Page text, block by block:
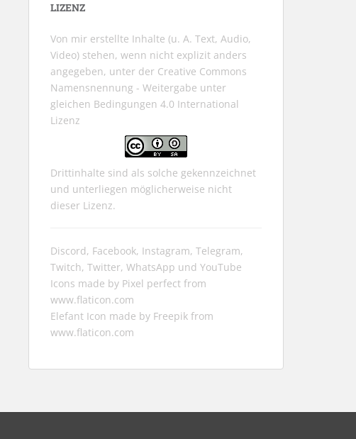
LIZENZ
Von mir erstellte Inhalte (u. A. Text, Audio,
Video) stehen, wenn nicht explizit anders
angegeben, unter der Creative Commons
Namensnennung - Weitergabe unter
gleichen Bedingungen 4.0 International
Lizenz
Drittinhalte sind als solche gekennzeichnet
und unterliegen möglicherweise nicht
dieser Lizenz.
Discord, Facebook, Instagram, Telegram,
Twitch, Twitter, WhatsApp und YouTube
Icons made by Pixel perfect from
www.flaticon.com
Elefant Icon made by Freepik from
www.flaticon.com